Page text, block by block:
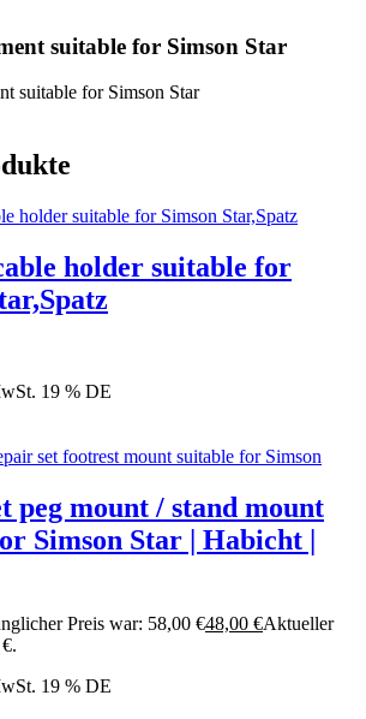
suitable for Simson Star
holder suitable for
19 % DE
peg mount / stand mount
Simson Star | Habicht |
Preis war: 58,00 €48,00 €Aktueller
19 % DE